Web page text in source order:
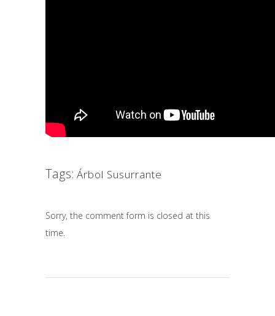
Tags: Árbol Susurrante
Sorry, the comment form is closed at this
time.